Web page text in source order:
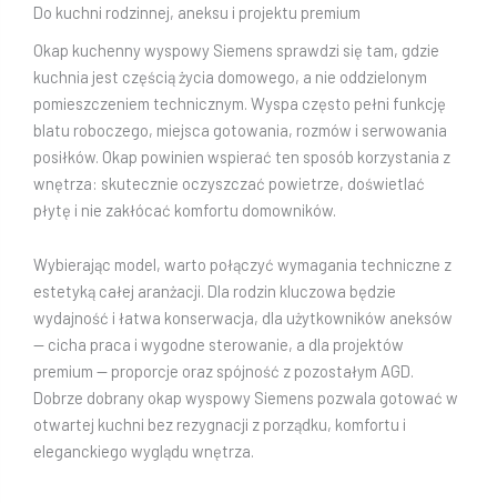
Do kuchni rodzinnej, aneksu i projektu premium
Okap kuchenny wyspowy Siemens sprawdzi się tam, gdzie
kuchnia jest częścią życia domowego, a nie oddzielonym
pomieszczeniem technicznym. Wyspa często pełni funkcję
blatu roboczego, miejsca gotowania, rozmów i serwowania
posiłków. Okap powinien wspierać ten sposób korzystania z
wnętrza: skutecznie oczyszczać powietrze, doświetlać
płytę i nie zakłócać komfortu domowników.
Wybierając model, warto połączyć wymagania techniczne z
estetyką całej aranżacji. Dla rodzin kluczowa będzie
wydajność i łatwa konserwacja, dla użytkowników aneksów
— cicha praca i wygodne sterowanie, a dla projektów
premium — proporcje oraz spójność z pozostałym AGD.
Dobrze dobrany okap wyspowy Siemens pozwala gotować w
otwartej kuchni bez rezygnacji z porządku, komfortu i
eleganckiego wyglądu wnętrza.